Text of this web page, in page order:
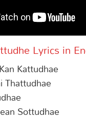
Lyrics in
Kattudhae
Thattudhae
Sottudhae